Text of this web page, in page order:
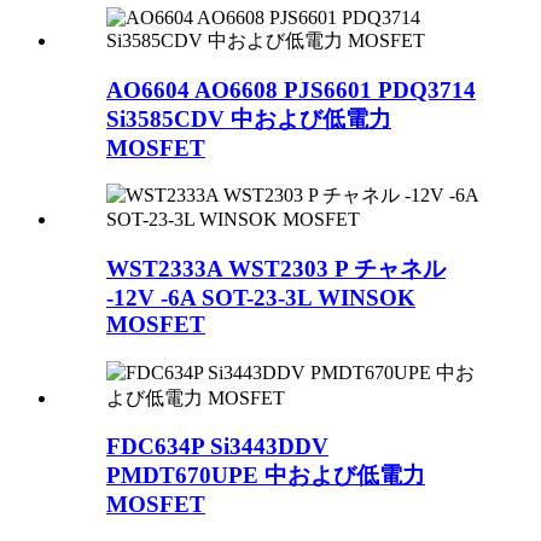
AO6604 AO6608 PJS6601 PDQ3714
Si3585CDV 中および低電力
MOSFET
WST2333A WST2303 P チャネル
-12V -6A SOT-23-3L WINSOK
MOSFET
FDC634P Si3443DDV
PMDT670UPE 中および低電力
MOSFET